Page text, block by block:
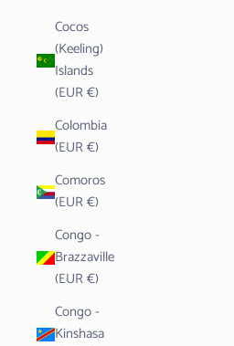
Cocos
(Keeling)
Islands
(EUR €)
Colombia
(EUR €)
Comoros
(EUR €)
Congo -
Brazzaville
(EUR €)
Congo -
Kinshasa